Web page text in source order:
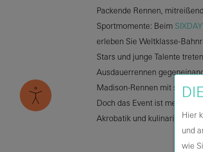
Packende Rennen,
Sportmomente: Beim
erleben Sie Weltklasse-
Stars und junge Talente
Ausdauerrennen
Madison-Rennen mit seiner
Doch das Event ist mehr als
Akrobatik und kulinarischeHier
und
wie